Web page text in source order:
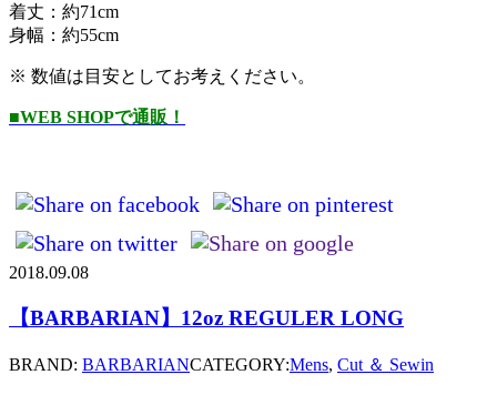
着丈：約71cm
身幅：約55cm
※ 数値は目安としてお考えください。
■WEB SHOPで通販！
2018.09.08
【BARBARIAN】12oz REGULER LONG
BRAND: BARBARIANCATEGORY:Mens, Cut ＆ Sewin